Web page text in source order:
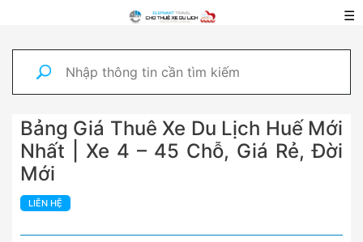
☰
Bảng Giá Thuê Xe Du Lịch Huế Mới
Nhất | Xe 4 – 45 Chỗ, Giá Rẻ, Đời
Mới
LIÊN HỆ